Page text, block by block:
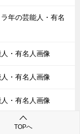
年の芸能人・有名
・有名人画像
・有名人画像
・有名人画像
・有名人画像
TOPへ